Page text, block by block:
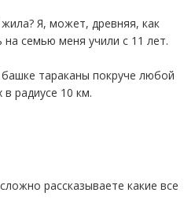
семью меня учили с 11 лет.
тараканы покруче любой
радиусе 10 км.